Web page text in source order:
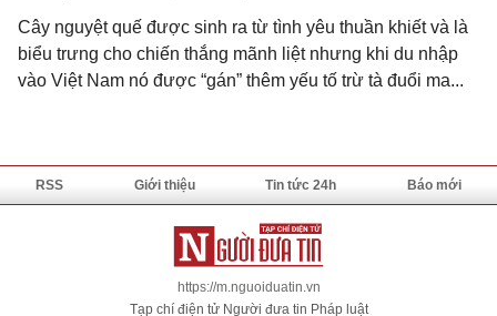
Cây nguyệt quế được sinh ra từ tình yêu thuần khiết và là
biểu trưng cho chiến thắng mãnh liệt nhưng khi du nhập
vào Việt Nam nó được “gán” thêm yếu tố trừ tà đuổi ma...
RSS Giới thiệu Tin tức 24h Báo mới
https://m.nguoiduatin.vn
Tạp chí điện tử Người đưa tin Pháp luật